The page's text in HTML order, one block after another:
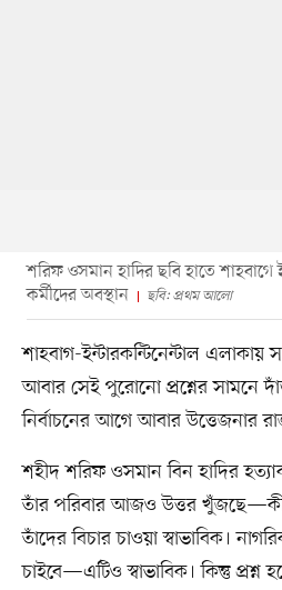
শরিফ ওসমান হাদির ছবি হাতে শাহবাগে
কর্মীদের অবস্থান
ছবি: প্রথম আলো
শাহবাগ-ইন্টারকন্টিনেন্টাল এলাকায়
আবার সেই পুরোনো প্রশ্নের সামনে
নির্বাচনের আগে আবার উত্তেজনার
শহীদ শরিফ ওসমান বিন হাদির
তাঁর পরিবার আজও উত্তর
তাঁদের বিচার চাওয়া স্বাভাবিক।
চাইবে—এটিও স্বাভাবিক। কিন্তু